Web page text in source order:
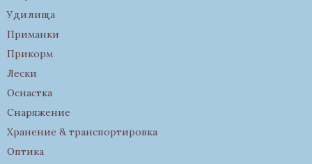
Удилища
Приманки
Прикорм
Лески
Оснастка
Снаряжение
Хранение & транспортировка
Оптика